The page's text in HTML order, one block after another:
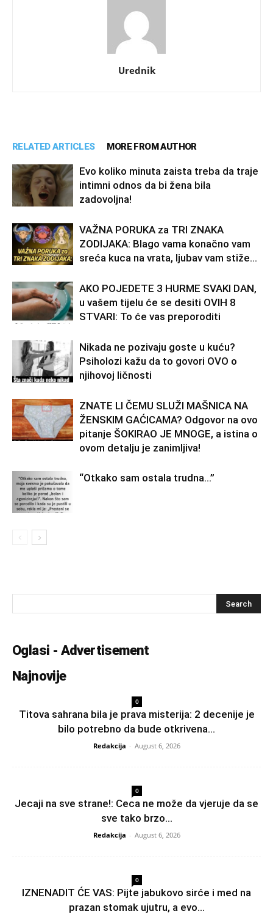
Urednik
RELATED ARTICLES MORE FROM AUTHOR
Evo koliko minuta zaista treba da traje
intimni odnos da bi žena bila
zadovoljna!
VAŽNA PORUKA za TRI ZNAKA
ZODIJAKA: Blago vama konačno vam
sreća kuca na vrata, ljubav vam stiže…
AKO POJEDETE 3 HURME SVAKI DAN,
u vašem tijelu će se desiti OVIH 8
STVARI: To će vas preporoditi
Nikada ne pozivaju goste u kuću?
Psiholozi kažu da to govori OVO o
njihovoj ličnosti
ZNATE LI ČEMU SLUŽI MAŠNICA NA
ŽENSKIM GAĆICAMA? Odgovor na ovo
pitanje ŠOKIRAO JE MNOGE, a istina o
ovom detalju je zanimljiva!
“Otkako sam ostala trudna…”
Oglasi - Advertisement
Najnovije
0
Titova sahrana bila je prava misterija: 2 decenije je
bilo potrebno da bude otkrivena...
Redakcija - August 6, 2026
0
Jecaji na sve strane!: Ceca ne može da vjeruje da se
sve tako brzo...
Redakcija - August 6, 2026
0
IZNENADIT ĆE VAS: Pijte jabukovo sirće i med na
prazan stomak ujutru, a evo...